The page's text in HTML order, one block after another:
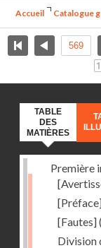
Accueil Catalogue
TABLE
DES
MATIÈRES
Première
[Fautes]
Division